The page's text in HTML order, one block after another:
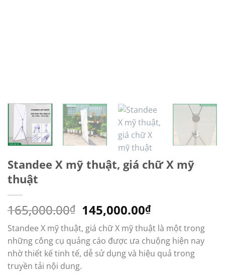
Standee X mỹ thuật, giá chữ X mỹ
thuật
165,000.00₫ Giá
gốc
là:
165,000.00₫.
145,000.00₫Giá
hiện
tại
là:
Standee X mỹ thuật, giá chữ X mỹ thuật là một trong
những công cụ quảng cáo được ưa chuộng hiện nay
nhờ thiết kế tinh tế, dễ sử dụng và hiệu quả trong
truyền tải nội dung.